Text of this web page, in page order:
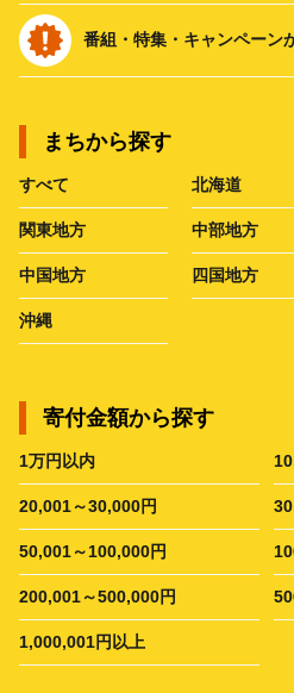
番組・特集・キャンペーン
まちから探す
すべて 北海道
関東地方 中部地方
中国地方 四国地方
沖縄
寄付金額から探す
1万円以内
20,001～30,000円
50,001～100,000円
200,001～500,000円
1,000,001円以上